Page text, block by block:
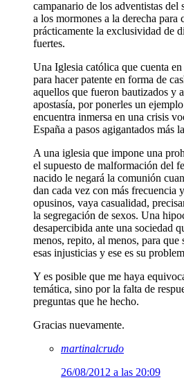
campanario de los adventistas
a los mormones a la derecha
prácticamente la exclusividad de
fuertes.
Una Iglesia católica que cuenta
para hacer patente en forma de
aquellos que fueron bautizados y
apostasía, por ponerles un
encuentra inmersa en una crisis
España a pasos agigantados más
A una iglesia que impone una
el supuesto de malformación del
nacido le negará la comunión
dan cada vez con más frecuencia
opusinos, vaya casualidad,
la segregación de sexos. Una
desapercibida ante una sociedad
menos, repito, al menos, para que
esas injusticias y ese es su
Y es posible que me haya
temática, sino por la falta de
preguntas que he hecho.
Gracias nuevamente.
martinalcrudo
26/08/2012 a las 20:09